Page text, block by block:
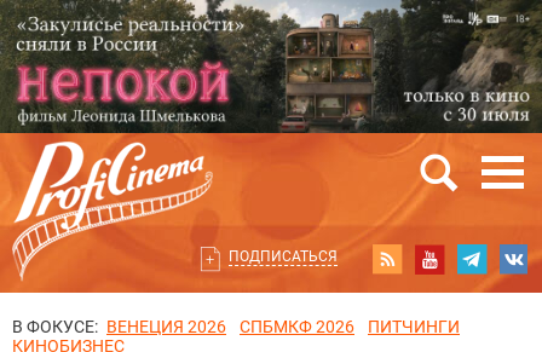
ПОДПИСАТЬСЯ
В ФОКУСЕ: ВЕНЕЦИЯ 2026 СПБМКФ 2026
ПИТЧИНГИ
КИНОБИЗНЕС